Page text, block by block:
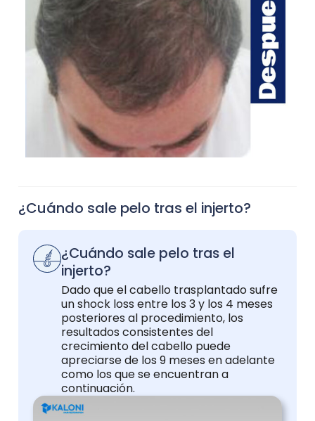
¿Cuándo sale pelo tras el injerto?
¿Cuándo sale pelo tras el
injerto?
Dado que el cabello trasplantado sufre
un shock loss entre los 3 y los 4 meses
posteriores al procedimiento, los
resultados consistentes del
crecimiento del cabello puede
apreciarse de los 9 meses en adelante
como los que se encuentran a
continuación.